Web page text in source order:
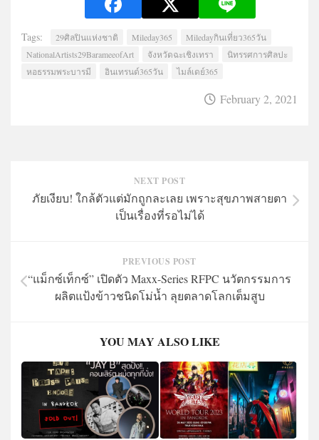
Tags: 29ศิลปินแห่งชาติ Mileday365
Miledayกินเที่ยว365วัน
NationalArtists29BarameeofArt
จังหวัดฉะเชิงเทรา
นิทรรศการศิลปะ
หอธรรมพระบารมี
อินเทรนด์365วัน ไมล์เดย์365
February 2, 2021
NEXT POST
ภัยเงียบ! ใกล้ตัวแต่มักถูกละเลย เพราะสุขภาพสายตา
เป็นเรื่องที่รอไม่ได้
PREVIOUS POST
“แม็กซ์เท็กซ์” เปิดตัว Maxx-Series RFPC นวัตกรรมการ
ผลิตแป้งข้าวชนิดโม่น้ำ ลุยตลาดโลกเต็มสูบ
YOU MAY ALSO LIKE